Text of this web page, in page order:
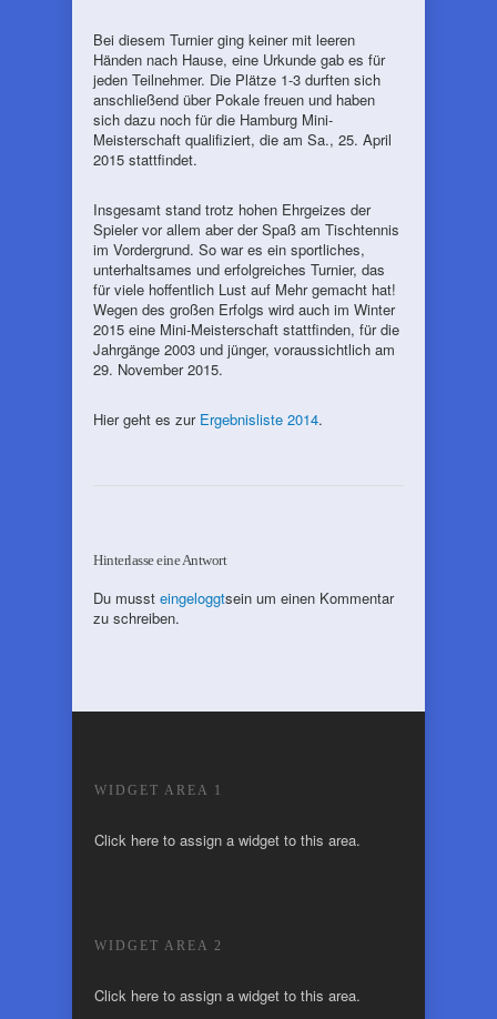
Bei diesem Turnier ging keiner mit leeren
Händen nach Hause, eine Urkunde gab es für
jeden Teilnehmer. Die Plätze 1-3 durften sich
anschließend über Pokale freuen und haben
sich dazu noch für die Hamburg Mini-
Meisterschaft qualifiziert, die am Sa., 25. April
2015 stattfindet.
Insgesamt stand trotz hohen Ehrgeizes der
Spieler vor allem aber der Spaß am Tischtennis
im Vordergrund. So war es ein sportliches,
unterhaltsames und erfolgreiches Turnier, das
für viele hoffentlich Lust auf Mehr gemacht hat!
Wegen des großen Erfolgs wird auch im Winter
2015 eine Mini-Meisterschaft stattfinden, für die
Jahrgänge 2003 und jünger, voraussichtlich am
29. November 2015.
Hier geht es zur Ergebnisliste 2014.
Hinterlasse eine Antwort
Du musst eingeloggtsein um einen Kommentar
zu schreiben.
WIDGET AREA 1
Click here to assign a widget to this area.
WIDGET AREA 2
Click here to assign a widget to this area.